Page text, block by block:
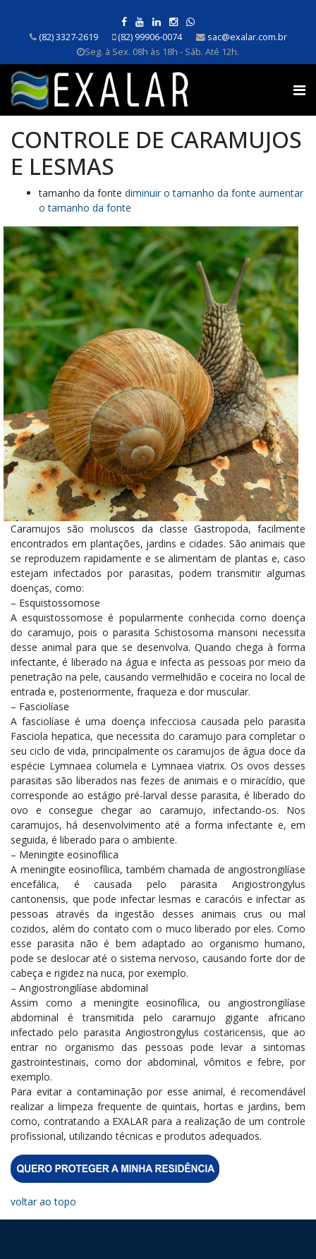
(82) 3327-2619 (82) 99906-0074
sac@exalar.com.br
Seg. à Sex. 08h às 18h - Sáb. Até 12h.
CONTROLE DE CARAMUJOS
E LESMAS
tamanho da fonte diminuir o tamanho da fonte aumentar
o tamanho da fonte
Caramujos são moluscos da classe Gastropoda, facilmente
encontrados em plantações, jardins e cidades. São animais que
se reproduzem rapidamente e se alimentam de plantas e, caso
estejam infectados por parasitas, podem transmitir algumas
doenças, como:
– Esquistossomose
A esquistossomose é popularmente conhecida como doença
do caramujo, pois o parasita Schistosoma mansoni necessita
desse animal para que se desenvolva. Quando chega à forma
infectante, é liberado na água e infecta as pessoas por meio da
penetração na pele, causando vermelhidão e coceira no local de
entrada e, posteriormente, fraqueza e dor muscular.
– Fasciolíase
A fasciolíase é uma doença infecciosa causada pelo parasita
Fasciola hepatica, que necessita do caramujo para completar o
seu ciclo de vida, principalmente os caramujos de água doce da
espécie Lymnaea columela e Lymnaea viatrix. Os ovos desses
parasitas são liberados nas fezes de animais e o miracídio, que
corresponde ao estágio pré-larval desse parasita, é liberado do
ovo e consegue chegar ao caramujo, infectando-os. Nos
caramujos, há desenvolvimento até a forma infectante e, em
seguida, é liberado para o ambiente.
– Meningite eosinofílica
A meningite eosinofílica, também chamada de angiostrongilíase
encefálica, é causada pelo parasita Angiostrongylus
cantonensis, que pode infectar lesmas e caracóis e infectar as
pessoas através da ingestão desses animais crus ou mal
cozidos, além do contato com o muco liberado por eles. Como
esse parasita não é bem adaptado ao organismo humano,
pode se deslocar até o sistema nervoso, causando forte dor de
cabeça e rigidez na nuca, por exemplo.
– Angiostrongilíase abdominal
Assim como a meningite eosinofílica, ou angiostrongilíase
abdominal é transmitida pelo caramujo gigante africano
infectado pelo parasita Angiostrongylus costaricensis, que ao
entrar no organismo das pessoas pode levar a sintomas
gastrointestinais, como dor abdominal, vômitos e febre, por
exemplo.
Para evitar a contaminação por esse animal, é recomendável
realizar a limpeza frequente de quintais, hortas e jardins, bem
como, contratando a EXALAR para a realização de um controle
profissional, utilizando técnicas e produtos adequados.
voltar ao topo